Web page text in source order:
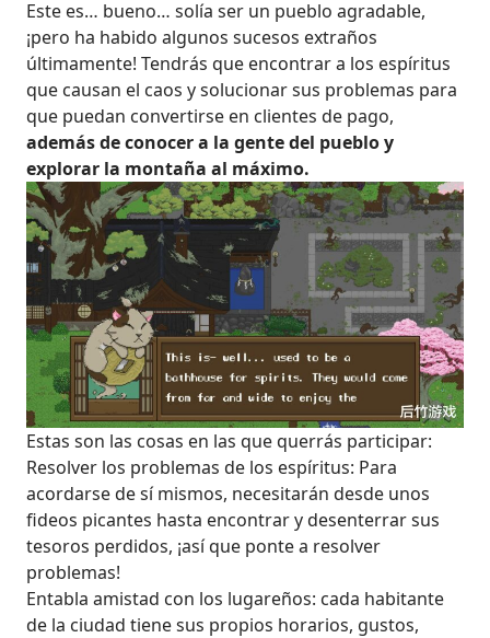
Este es… bueno… solía ser un pueblo agradable,
¡pero ha habido algunos sucesos extraños
últimamente! Tendrás que encontrar a los espíritus
que causan el caos y solucionar sus problemas para
que puedan convertirse en clientes de pago,
además de conocer a la gente del pueblo y
explorar la montaña al máximo.
Estas son las cosas en las que querrás participar:
Resolver los problemas de los espíritus: Para
acordarse de sí mismos, necesitarán desde unos
fideos picantes hasta encontrar y desenterrar sus
tesoros perdidos, ¡así que ponte a resolver
problemas!
Entabla amistad con los lugareños: cada habitante
de la ciudad tiene sus propios horarios, gustos,